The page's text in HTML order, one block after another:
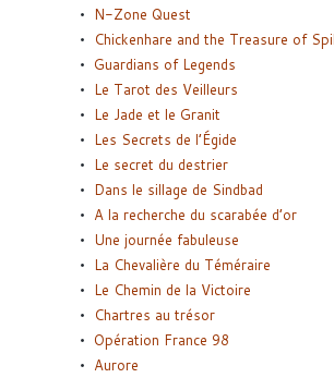
N-Zone Quest
Chickenhare and the Treasure of
Guardians of Legends
Le Tarot des Veilleurs
Le Jade et le Granit
Les Secrets de l’Égide
Le secret du destrier
Dans le sillage de Sindbad
A la recherche du scarabée d’or
Une journée fabuleuse
La Chevalière du Téméraire
Le Chemin de la Victoire
Chartres au trésor
Opération France 98
Aurore